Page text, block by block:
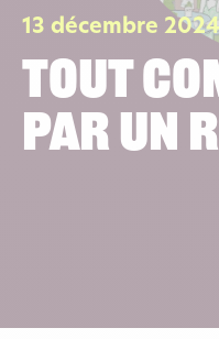
13 décembre 2024
TOUT
PAR UN